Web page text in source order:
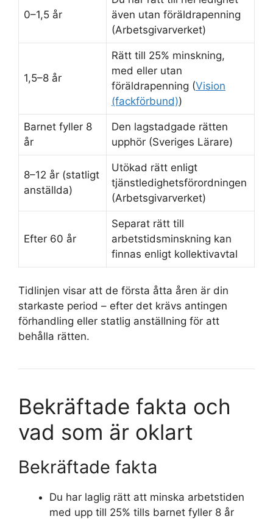
0–1,5 år
även utan föräldrapenning
(Arbetsgivarverket)
1,5–8 år
Rätt till 25% minskning,
med eller utan
föräldrapenning (Vision
(fackförbund))
Barnet fyller 8
år
Den lagstadgade rätten
upphör (Sveriges Lärare)
8–12 år (statligt
anställda)
Utökad rätt enligt
tjänstledighetsförordningen
(Arbetsgivarverket)
Efter 60 år
Separat rätt till
arbetstidsminskning kan
finnas enligt kollektivavtal
Tidlinjen visar att de första åtta åren är din
starkaste period – efter det krävs antingen
förhandling eller statlig anställning för att
behålla rätten.
Bekräftade fakta och
vad som är oklart
Bekräftade fakta
Du har laglig rätt att minska arbetstiden
med upp till 25% tills barnet fyller 8 år